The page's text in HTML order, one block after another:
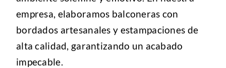
empresa, elaboramos balconeras con
bordados artesanales y estampaciones de
alta calidad, garantizando un acabado
impecable.